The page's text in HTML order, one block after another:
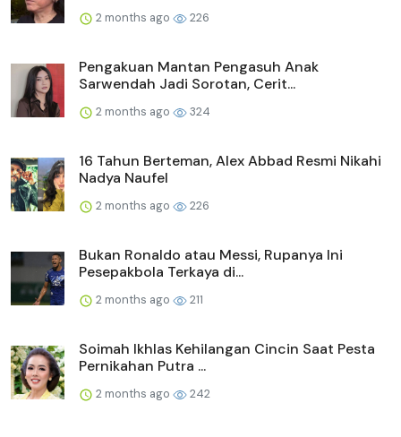
2 months ago 226
Pengakuan Mantan Pengasuh Anak
Sarwendah Jadi Sorotan, Cerit...
2 months ago 324
16 Tahun Berteman, Alex Abbad Resmi Nikahi
Nadya Naufel
2 months ago 226
Bukan Ronaldo atau Messi, Rupanya Ini
Pesepakbola Terkaya di...
2 months ago 211
Soimah Ikhlas Kehilangan Cincin Saat Pesta
Pernikahan Putra ...
2 months ago 242